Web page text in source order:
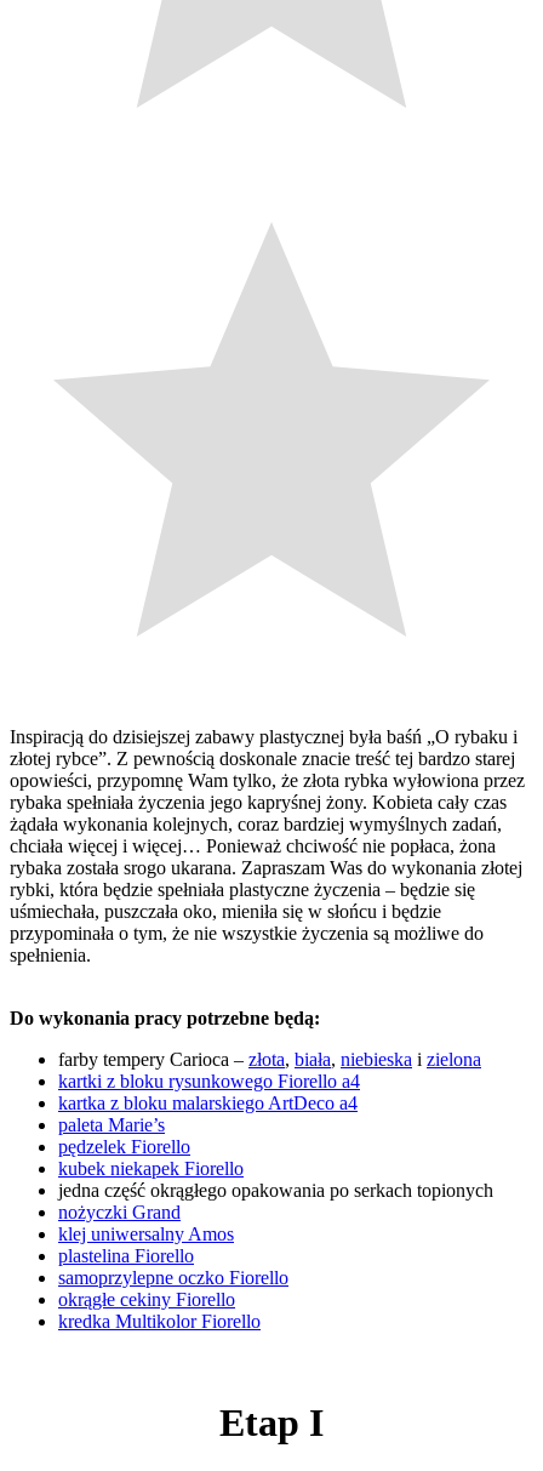
Inspiracją do dzisiejszej zabawy plastycznej była baśń „O rybaku i
złotej rybce”. Z pewnością doskonale znacie treść tej bardzo starej
opowieści, przypomnę Wam tylko, że złota rybka wyłowiona przez
rybaka spełniała życzenia jego kapryśnej żony. Kobieta cały czas
żądała wykonania kolejnych, coraz bardziej wymyślnych zadań,
chciała więcej i więcej… Ponieważ chciwość nie popłaca, żona
rybaka została srogo ukarana. Zapraszam Was do wykonania złotej
rybki, która będzie spełniała plastyczne życzenia – będzie się
uśmiechała, puszczała oko, mieniła się w słońcu i będzie
przypominała o tym, że nie wszystkie życzenia są możliwe do
spełnienia.
Do wykonania pracy potrzebne będą:
farby tempery Carioca – złota, biała, niebieska i zielona
kartki z bloku rysunkowego Fiorello a4
kartka z bloku malarskiego ArtDeco a4
paleta Marie’s
pędzelek Fiorello
kubek niekapek Fiorello
jedna część okrągłego opakowania po serkach topionych
nożyczki Grand
klej uniwersalny Amos
plastelina Fiorello
samoprzylepne oczko Fiorello
okrągłe cekiny Fiorello
kredka Multikolor Fiorello
Etap I